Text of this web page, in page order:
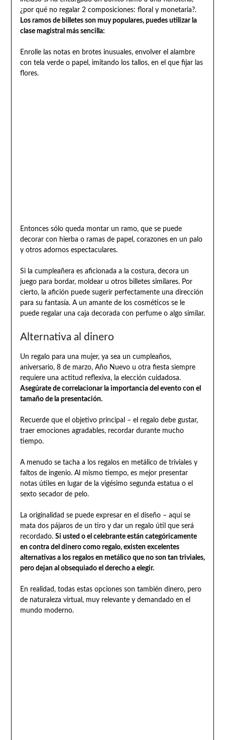
¿por qué no regalar 2 composiciones: floral y monetaria?.
Los ramos de billetes son muy populares, puedes utilizar la
clase magistral más sencilla:
Enrolle las notas en brotes inusuales, envolver el alambre
con tela verde o papel, imitando los tallos, en el que fijar las
flores.
Entonces sólo queda montar un ramo, que se puede
decorar con hierba o ramas de papel, corazones en un palo
y otros adornos espectaculares.
Si la cumpleañera es aficionada a la costura, decora un
juego para bordar, moldear u otros billetes similares. Por
cierto, la afición puede sugerir perfectamente una dirección
para su fantasía. A un amante de los cosméticos se le
puede regalar una caja decorada con perfume o algo similar.
Alternativa al dinero
Un regalo para una mujer, ya sea un cumpleaños,
aniversario, 8 de marzo, Año Nuevo u otra fiesta siempre
requiere una actitud reflexiva, la elección cuidadosa.
Asegúrate de correlacionar la importancia del evento con el
tamaño de la presentación.
Recuerde que el objetivo principal – el regalo debe gustar,
traer emociones agradables, recordar durante mucho
tiempo.
A menudo se tacha a los regalos en metálico de triviales y
faltos de ingenio. Al mismo tiempo, es mejor presentar
notas útiles en lugar de la vigésimo segunda estatua o el
sexto secador de pelo.
La originalidad se puede expresar en el diseño – aquí se
mata dos pájaros de un tiro y dar un regalo útil que será
recordado. Si usted o el celebrante están categóricamente
en contra del dinero como regalo, existen excelentes
alternativas a los regalos en metálico que no son tan triviales,
pero dejan al obsequiado el derecho a elegir.
En realidad, todas estas opciones son también dinero, pero
de naturaleza virtual, muy relevante y demandado en el
mundo moderno.